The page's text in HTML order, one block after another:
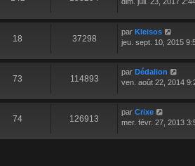
dim. juil. 23, 2017
18 37298
par Kleisos
jeu. sept. 10, 2015
73 114893
par Dédalion
ven. août 22, 2014
74 126913
par Crixe
mer. févr. 27, 2013